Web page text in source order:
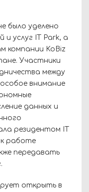
было уделено
услуг IT Park, а
компании KoBiz
Участники
между
особое внимание
данных и
резидентом IT
к работе
передавать
открыть в